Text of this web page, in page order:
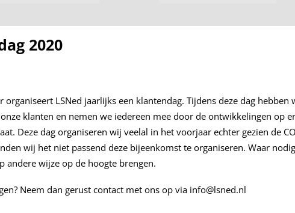
2020
organiseert LSNed jaarlijks een klantendag. Tijdens deze dag hebben
klanten en nemen we iedereen mee door de ontwikkelingen op
Deze dag organiseren wij veelal in het voorjaar echter gezien de
wij het niet passend deze bijeenkomst te organiseren. Waar
andere wijze op de hoogte brengen.
Neem dan gerust contact met ons op via info@lsned.nl